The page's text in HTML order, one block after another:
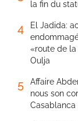
la fin du
4
El Jadida:
«route de la
Oulja
5
Affaire
nous son
Casablanca